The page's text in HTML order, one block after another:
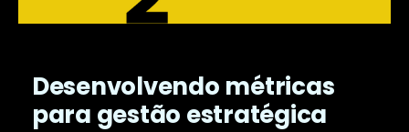
Desenvolvendo métricas
para gestão estratégica